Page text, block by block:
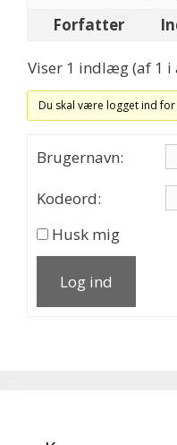
Forfatter
Viser 1 indlæg (af 1 i
Du skal være logget ind
Brugernavn:
Kodeord:
Husk mig
Log ind